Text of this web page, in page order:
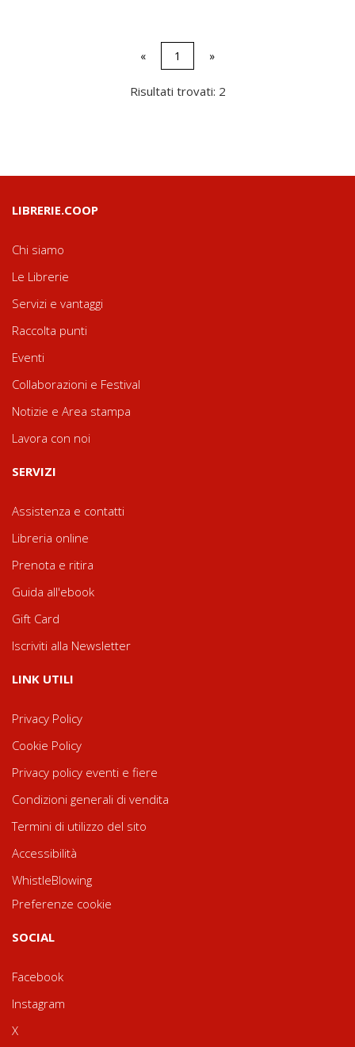
« 1 »
Risultati trovati: 2
LIBRERIE.COOP
Chi siamo
Le Librerie
Servizi e vantaggi
Raccolta punti
Eventi
Collaborazioni e Festival
Notizie e Area stampa
Lavora con noi
SERVIZI
Assistenza e contatti
Libreria online
Prenota e ritira
Guida all'ebook
Gift Card
Iscriviti alla Newsletter
LINK UTILI
Privacy Policy
Cookie Policy
Privacy policy eventi e fiere
Condizioni generali di vendita
Termini di utilizzo del sito
Accessibilità
WhistleBlowing
Preferenze cookie
SOCIAL
Facebook
Instagram
X